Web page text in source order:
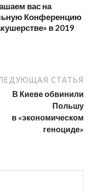
вас на
Конференцию
в 2019
СТАТЬЯ
В Киеве обвинили
Польшу
в «экономическом
геноциде»